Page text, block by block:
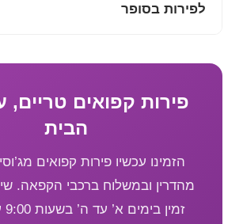
לפירות בסופר
פירות קפואים טריים,
הבית
הזמינו עכשיו פירות קפואים
מהדרין ובמשלוח ברכבי הקפאה.